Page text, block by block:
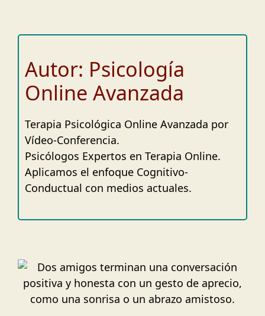
Autor: Psicología
Online Avanzada
Terapia Psicológica Online Avanzada por
Vídeo-Conferencia.
Psicólogos Expertos en Terapia Online.
Aplicamos el enfoque Cognitivo-
Conductual con medios actuales.